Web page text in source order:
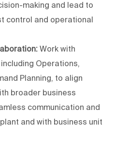
making and lead to
control and operational
Work with
Operations,
Planning, to align
broader business
communication and
and with business unit